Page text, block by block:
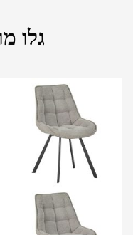
גלו